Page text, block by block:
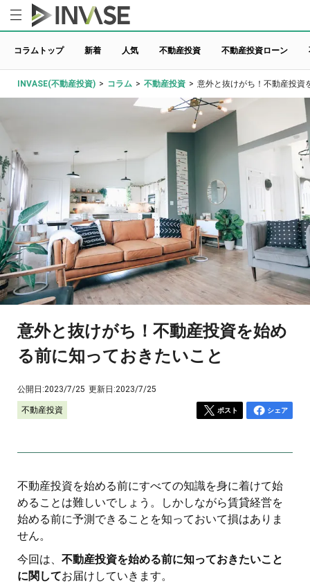
コラムトップ 新着 人気 不動産投資 不動産投資ローン
INVASE(不動産投資) > コラム > 不動産投資 > 意外と抜けがち！不動産投資
意外と抜けがち！不動産投資を始め
る前に知っておきたいこと
公開日:2023/7/25 更新日:2023/7/25
不動産投資 ポスト シェア
不動産投資を始める前にすべての知識を身に着けて始
めることは難しいでしょう。しかしながら賃貸経営を
始める前に予測できることを知っておいて損はありま
せん。
今回は、 不動産投資を始める前に知っておきたいこと
に関してお届けしていきます。